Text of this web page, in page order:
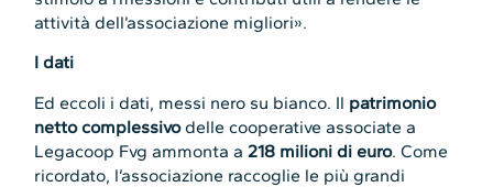
attività dell’associazione migliori».
I dati
Ed eccoli i dati, messi nero su bianco. Il patrimonio
netto complessivodelle cooperative associate a
Legacoop Fvg ammonta a218 milioni di euro. Come
ricordato, l’associazione raccoglie le più grandi